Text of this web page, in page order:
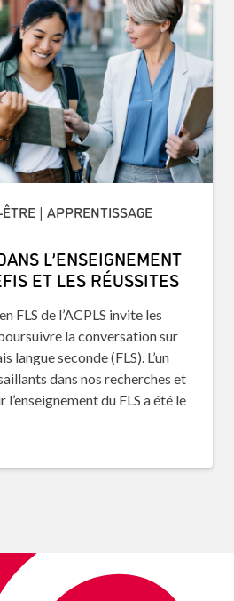
| APPRENTISSAGE
L’ENSEIGNEMENT
ET LES RÉUSSITES
FLS de l’ACPLS invite les
la conversation sur
langue seconde (FLS). L’un
dans nos recherches et
du FLS a été le